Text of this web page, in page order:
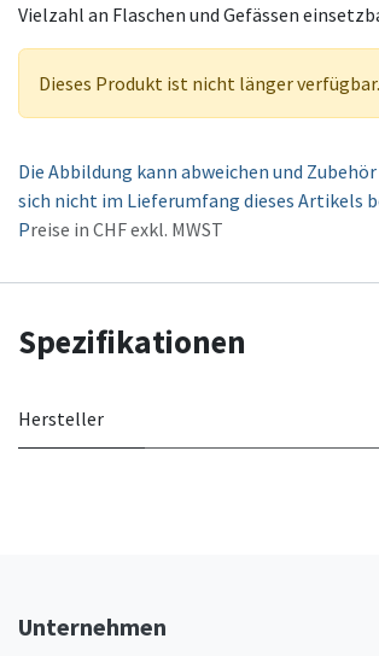
Vielzahl an Flaschen und Gefässen
Dieses Produkt ist nicht länger verfügbar.
Die Abbildung kann abweichen und
sich nicht im Lieferumfang dieses Artikels
Preise in CHF exkl. MWST
Spezifikationen
Hersteller
Unternehmen